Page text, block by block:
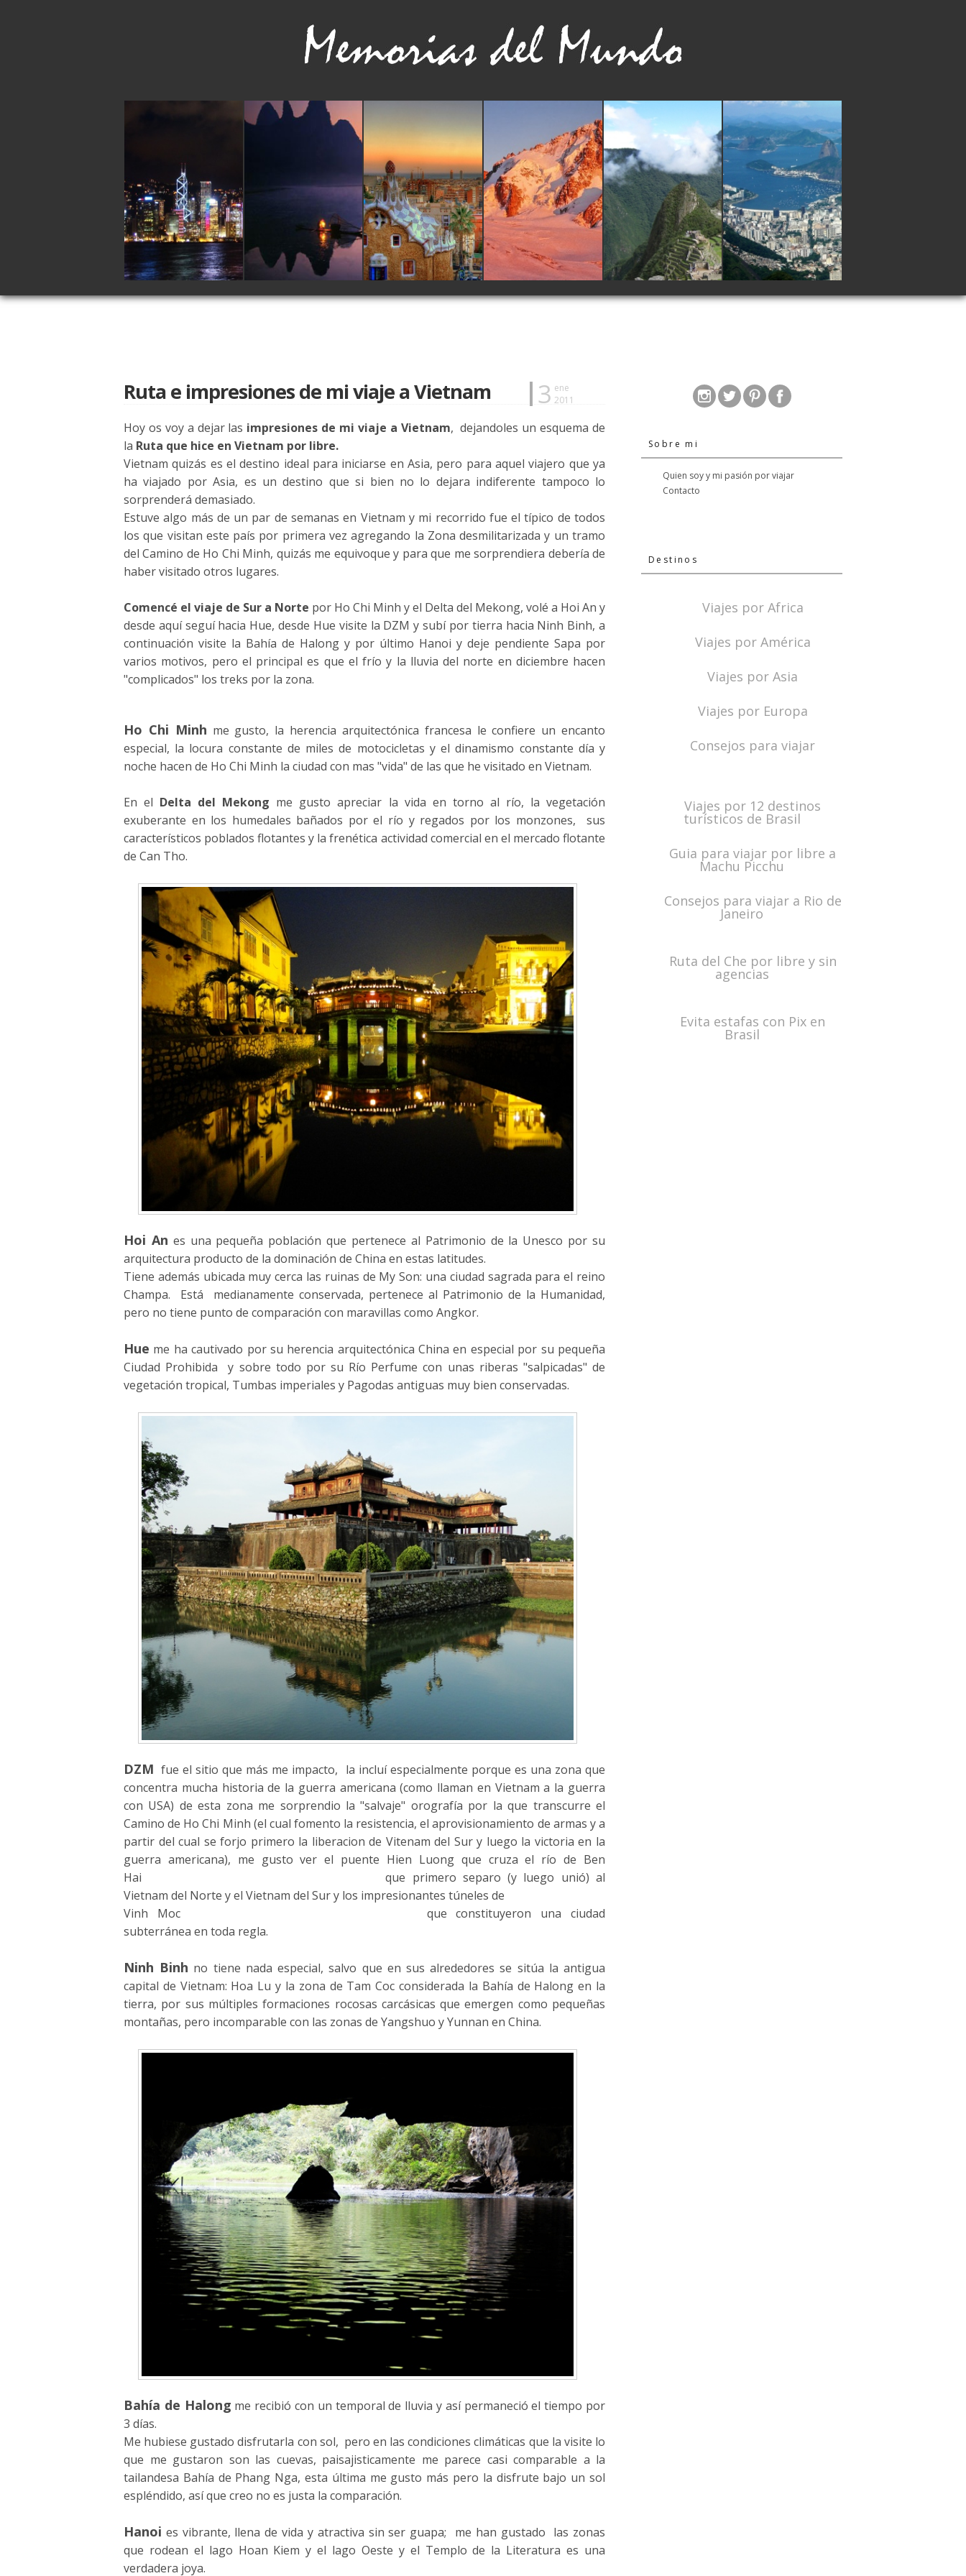
3 ene
2011
Ruta e impresiones de mi viaje a Vietnam
Hoy os voy a dejar las impresiones de mi viaje a Vietnam, dejandoles un esquema de
la Ruta que hice en Vietnam por libre.
Vietnam quizás es el destino ideal para iniciarse en Asia, pero para aquel viajero que ya
ha viajado por Asia, es un destino que si bien no lo dejara indiferente tampoco lo
sorprenderá demasiado.
Estuve algo más de un par de semanas en Vietnam y mi recorrido fue el típico de todos
los que visitan este país por primera vez agregando la Zona desmilitarizada y un tramo
del Camino de Ho Chi Minh, quizás me equivoque y para que me sorprendiera debería de
haber visitado otros lugares.
Comencé el viaje de Sur a Norte por Ho Chi Minh y el Delta del Mekong, volé a Hoi An y
desde aquí seguí hacia Hue, desde Hue visite la DZM y subí por tierra hacia Ninh Binh, a
continuación visite la Bahía de Halong y por último Hanoi y deje pendiente Sapa por
varios motivos, pero el principal es que el frío y la lluvia del norte en diciembre hacen
"complicados" los treks por la zona.
Ho Chi Minh me gusto, la herencia arquitectónica francesa le confiere un encanto
especial, la locura constante de miles de motocicletas y el dinamismo constante día y
noche hacen de Ho Chi Minh la ciudad con mas "vida" de las que he visitado en Vietnam.
En el Delta del Mekong me gusto apreciar la vida en torno al río, la vegetación
exuberante en los humedales bañados por el río y regados por los monzones, sus
característicos poblados flotantes y la frenética actividad comercial en el mercado flotante
de Can Tho.
Hoi An es una pequeña población que pertenece al Patrimonio de la Unesco por su
arquitectura producto de la dominación de China en estas latitudes.
Tiene además ubicada muy cerca las ruinas de My Son: una ciudad sagrada para el reino
Champa. Está medianamente conservada, pertenece al Patrimonio de la Humanidad,
pero no tiene punto de comparación con maravillas como Angkor.
Hue me ha cautivado por su herencia arquitectónica China en especial por su pequeña
Ciudad Prohibida y sobre todo por su Río Perfume con unas riberas "salpicadas" de
vegetación tropical, Tumbas imperiales y Pagodas antiguas muy bien conservadas.
DZM fue el sitio que más me impacto, la incluí especialmente porque es una zona que
concentra mucha historia de la guerra americana (como llaman en Vietnam a la guerra
con USA) de esta zona me sorprendio la "salvaje" orografía por la que transcurre el
Camino de Ho Chi Minh (el cual fomento la resistencia, el aprovisionamiento de armas y a
partir del cual se forjo primero la liberacion de Vitenam del Sur y luego la victoria en la
guerra americana), me gusto ver el puente Hien Luong que cruza el río de Ben
Hai
que primero separo (y luego unió) al
Vietnam del Norte y el Vietnam del Sur y los impresionantes túneles de
Vinh Moc
que constituyeron una ciudad
subterránea en toda regla.
Ninh Binh no tiene nada especial, salvo que en sus alrededores se sitúa la antigua
capital de Vietnam: Hoa Lu y la zona de Tam Coc considerada la Bahía de Halong en la
tierra, por sus múltiples formaciones rocosas carcásicas que emergen como pequeñas
montañas, pero incomparable con las zonas de Yangshuo y Yunnan en China.
Bahía de Halong me recibió con un temporal de lluvia y así permaneció el tiempo por
3 días.
Me hubiese gustado disfrutarla con sol, pero en las condiciones climáticas que la visite lo
que me gustaron son las cuevas, paisajisticamente me parece casi comparable a la
tailandesa Bahía de Phang Nga, esta última me gusto más pero la disfrute bajo un sol
espléndido, así que creo no es justa la comparación.
Hanoi es vibrante, llena de vida y atractiva sin ser guapa; me han gustado las zonas
que rodean el lago Hoan Kiem y el lago Oeste y el Templo de la Literatura es una
verdadera joya.
Sobre mi
Quien soy y mi pasión por viajar
Contacto
Destinos
Viajes por Africa
Viajes por América
Viajes por Asia
Viajes por Europa
Consejos para viajar
Viajes por 12 destinos
turísticos de Brasil
Guia para viajar por libre a
Machu Picchu
Consejos para viajar a Rio de
Janeiro
Ruta del Che por libre y sin
agencias
Evita estafas con Pix en
Brasil